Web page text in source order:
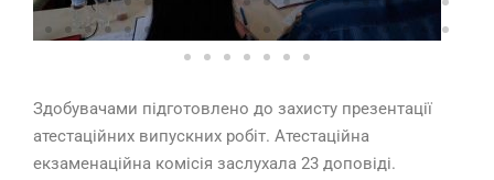
Здобувачами підготовлено до захисту презентації
атестаційних випускних робіт. Атестаційна
екзаменаційна комісія заслухала 23 доповіді.